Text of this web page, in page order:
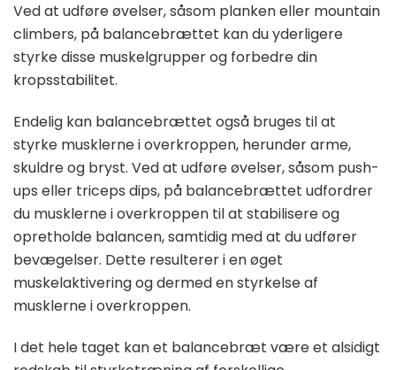
Ved at udføre øvelser, såsom planken eller mountain
climbers, på balancebrættet kan du yderligere
styrke disse muskelgrupper og forbedre din
kropsstabilitet.
Endelig kan balancebrættet også bruges til at
styrke musklerne i overkroppen, herunder arme,
skuldre og bryst. Ved at udføre øvelser, såsom push-
ups eller triceps dips, på balancebrættet udfordrer
du musklerne i overkroppen til at stabilisere og
opretholde balancen, samtidig med at du udfører
bevægelser. Dette resulterer i en øget
muskelaktivering og dermed en styrkelse af
musklerne i overkroppen.
I det hele taget kan et balancebræt være et alsidigt